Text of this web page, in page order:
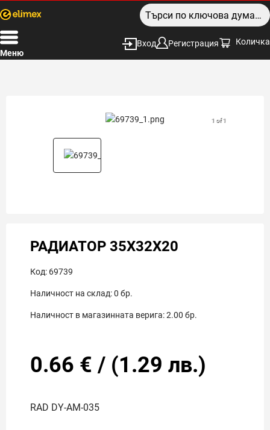
Меню
Вход Регистрация Количка
1 of 1
РАДИАТОР 35X32X20
Код: 69739
Наличност на склад:0 бр.
Наличност в магазинната верига:2.00 бр.
0.66 € / (1.29 лв.)
RAD DY-AM-035